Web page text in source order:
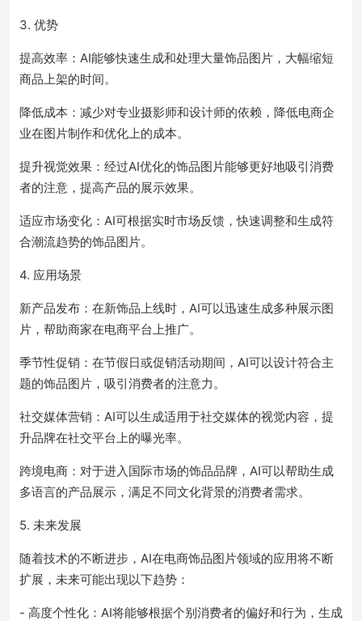
3. 优势
提高效率：AI能够快速生成和处理大量饰品图片，大幅缩短
商品上架的时间。
降低成本：减少对专业摄影师和设计师的依赖，降低电商企
业在图片制作和优化上的成本。
提升视觉效果：经过AI优化的饰品图片能够更好地吸引消费
者的注意，提高产品的展示效果。
适应市场变化：AI可根据实时市场反馈，快速调整和生成符
合潮流趋势的饰品图片。
4. 应用场景
新产品发布：在新饰品上线时，AI可以迅速生成多种展示图
片，帮助商家在电商平台上推广。
季节性促销：在节假日或促销活动期间，AI可以设计符合主
题的饰品图片，吸引消费者的注意力。
社交媒体营销：AI可以生成适用于社交媒体的视觉内容，提
升品牌在社交平台上的曝光率。
跨境电商：对于进入国际市场的饰品品牌，AI可以帮助生成
多语言的产品展示，满足不同文化背景的消费者需求。
5. 未来发展
随着技术的不断进步，AI在电商饰品图片领域的应用将不断
扩展，未来可能出现以下趋势：
- 高度个性化：AI将能够根据个别消费者的偏好和行为，生成